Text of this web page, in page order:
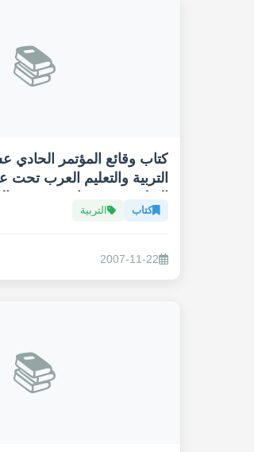
📚
التربية والتعليم العرب
أهداف التنمية المستدامة، التعليم
كتاب التربية
2007-11-22
📚